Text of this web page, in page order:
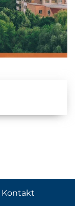
Kontakt